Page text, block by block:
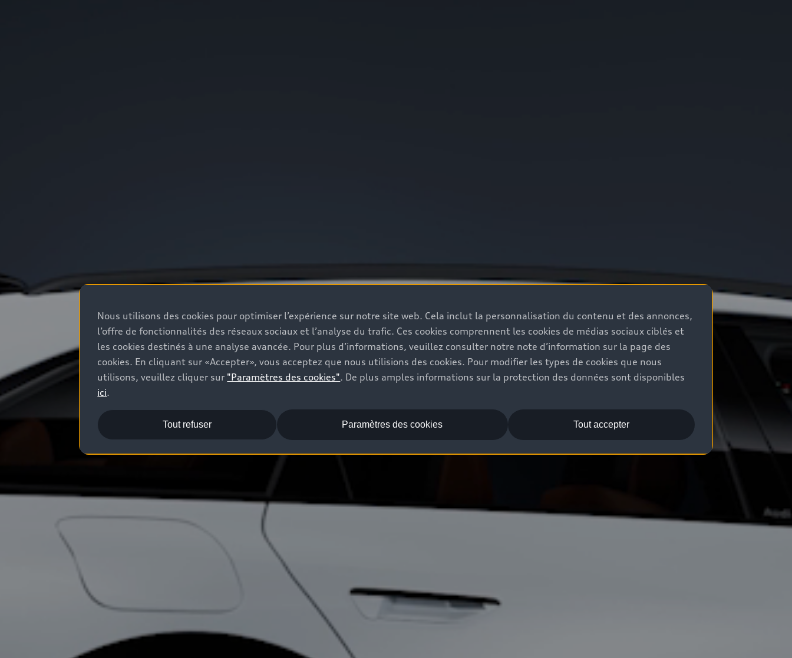
Nous utilisons des cookies pour optimiser l’expérience sur notre site web. Cela inclut la personnalisation du contenu et des annonces,
l’offre de fonctionnalités des réseaux sociaux et l’analyse du trafic. Ces cookies comprennent les cookies de médias sociaux ciblés et
les cookies destinés à une analyse avancée. Pour plus d’informations, veuillez consulter notre note d’information sur la page des
cookies. En cliquant sur «Accepter», vous acceptez que nous utilisions des cookies. Pour modifier les types de cookies que nous
utilisons, veuillez cliquer sur "Paramètres des cookies". De plus amples informations sur la protection des données sont disponibles
ici.
Tout accepter
Tout refuser Paramètres des cookies